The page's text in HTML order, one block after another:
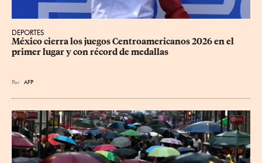
DEPORTES
México cierra los juegos Centroamericanos 2026 en el
primer lugar y con récord de medallas
Por AFP